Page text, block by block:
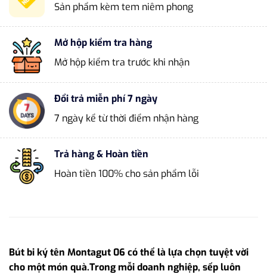
Sản phẩm kèm tem niêm phong
Mở hộp kiểm tra hàng
Mở hộp kiểm tra trước khi nhận
Đổi trả miễn phí 7 ngày
7 ngày kể từ thời điểm nhận hàng
Trả hàng & Hoàn tiền
Hoàn tiền 100% cho sản phẩm lỗi
Bút bi ký tên Montagut 06 có thể là lựa chọn tuyệt vời
cho một món quà.Trong mỗi doanh nghiệp, sếp luôn